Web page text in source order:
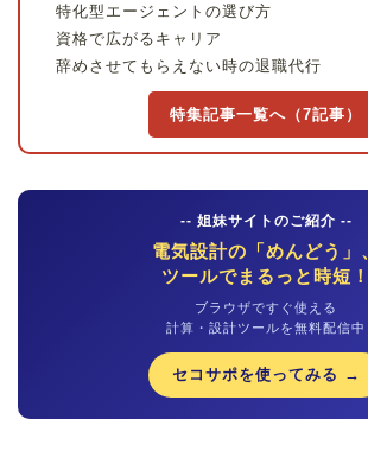
特化型エージェントの選び方
資格で広がるキャリア
辞めさせてもらえない時の退職代行
特集記事一覧へ（7記事）
-- 姐妹サイトのご紹介 --
電気設計の「めんどう」
ツールでまるっと時短！
ブラウザですぐ使える
計算・設計ツールを無料配信中
セコサポを使ってみる →